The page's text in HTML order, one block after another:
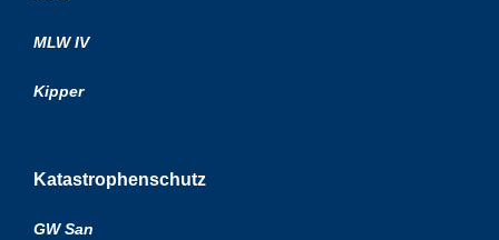
MLW IV
Kipper
Katastrophenschutz
GW San